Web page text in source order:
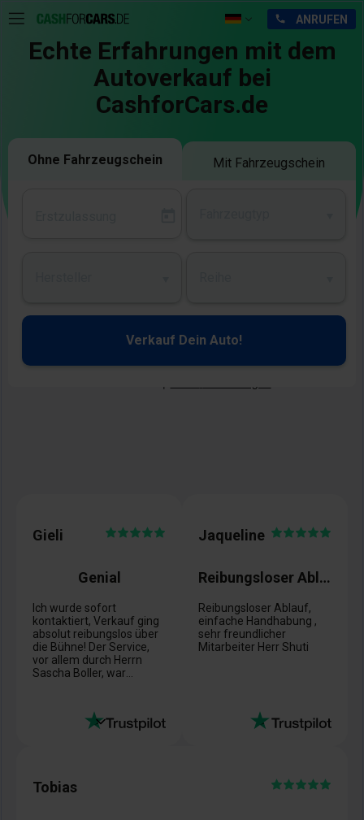
Echte Erfahrungen mit dem
Autoverkauf bei
CashforCars.de
Ohne Fahrzeugschein Mit Fahrzeugschein
Verkauf Dein Auto!
Gieli
Genial
Ich wurde sofort
kontaktiert, Verkauf ging
absolut reibungslos über
die Bühne! Der Service,
vor allem durch Herrn
Sascha Boller, war
Jaqueline
Reibungsloser Ablauf
Reibungsloser Ablauf,
einfache Handhabung ,
sehr freundlicher
Mitarbeiter Herr Shuti
Tobias